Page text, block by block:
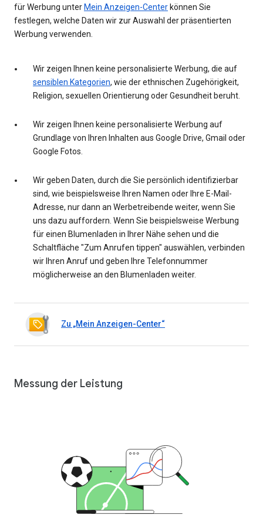
für Werbung unterMein Anzeigen-Centerkönnen Sie
festlegen, welche Daten wir zur Auswahl der präsentierten
Werbung verwenden.
Wir zeigen Ihnen keine personalisierte Werbung, die auf
sensiblen Kategorien, wie der ethnischen Zugehörigkeit,
Religion, sexuellen Orientierung oder Gesundheit beruht.
Wir zeigen Ihnen keine personalisierte Werbung auf
Grundlage von Ihren Inhalten aus Google Drive, Gmail oder
Google Fotos.
Wir geben Daten, durch die Sie persönlich identifizierbar
sind, wie beispielsweise Ihren Namen oder Ihre E-Mail-
Adresse, nur dann an Werbetreibende weiter, wenn Sie
uns dazu auffordern. Wenn Sie beispielsweise Werbung
für einen Blumenladen in Ihrer Nähe sehen und die
Schaltfläche "Zum Anrufen tippen" auswählen, verbinden
wir Ihren Anruf und geben Ihre Telefonnummer
möglicherweise an den Blumenladen weiter.
Zu „Mein Anzeigen-Center“
Messung der Leistung